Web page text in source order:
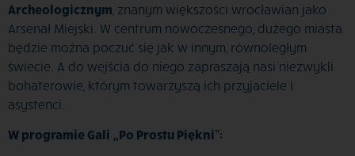
Archeologicznym , znanym większości wrocławian jako
Arsenał Miejski. W centrum nowoczesnego, dużego miasta
będzie można poczuć się jak w innym, równoległym
świecie. A do wejścia do niego zapraszają nasi niezwykli
bohaterowie, którym towarzyszą ich przyjaciele i
asystenci.
W programie Gali „Po Prostu Piękni”: